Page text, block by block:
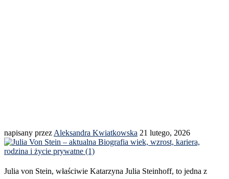
napisany przez Aleksandra Kwiatkowska 21 lutego, 2026
Julia von Stein, właściwie Katarzyna Julia Steinhoff, to jedna z